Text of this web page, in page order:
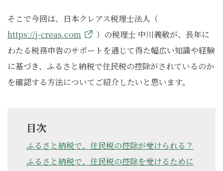
そこで今回は、日本クレアス税理士法人（
https://j-creas.com
）の税理士 中川義敬が、長年に
わたる税務申告のサポートを通じて得た幅広い知識や経験
に基づき、ふるさと納税で住民税の控除がされているのか
を確認する方法についてご紹介したいと思います。
目次
ふるさと納税で、住民税の控除が受けられる？
ふるさと納税で、住民税の控除を受けるために